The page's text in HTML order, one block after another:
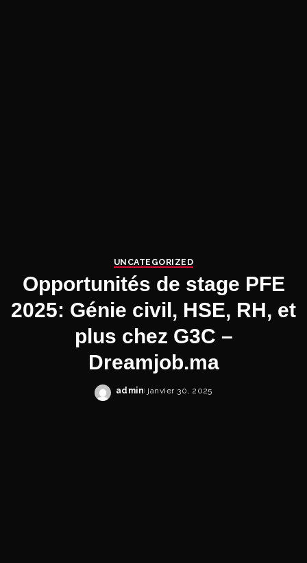
UNCATEGORIZED
Opportunités de stage PFE
2025: Génie civil, HSE, RH, et
plus chez G3C –
Dreamjob.ma
Posted
admin janvier 30, 2025